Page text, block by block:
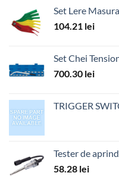
Set Lere
104.21 lei
Set Chei
700.30 lei
TRIGGER
Tester de
58.28 lei